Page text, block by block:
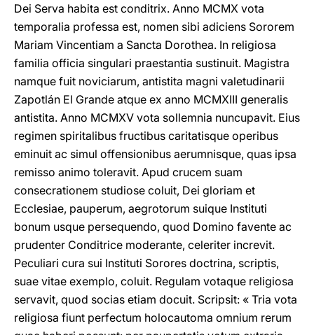
Dei Serva habita est conditrix. Anno MCMX vota
temporalia professa est, nomen sibi adiciens Sororem
Mariam Vincentiam a Sancta Dorothea. In religiosa
familia officia singulari praestantia sustinuit. Magistra
namque fuit noviciarum, antistita magni valetudinarii
Zapotlán El Grande atque ex anno MCMXIII generalis
antistita. Anno MCMXV vota sollemnia nuncupavit. Eius
regimen spiritalibus fructibus caritatisque operibus
eminuit ac simul offensionibus aerumnisque, quas ipsa
remisso animo toleravit. Apud crucem suam
consecrationem studiose coluit, Dei gloriam et
Ecclesiae, pauperum, aegrotorum suique Instituti
bonum usque persequendo, quod Domino favente ac
prudenter Conditrice moderante, celeriter increvit.
Peculiari cura sui Instituti Sorores doctrina, scriptis,
suae vitae exemplo, coluit. Regulam votaque religiosa
servavit, quod socias etiam docuit. Scripsit: « Tria vota
religiosa fiunt perfectum holocautoma omnium rerum